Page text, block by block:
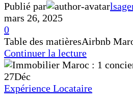
Publié par
mars 26, 2025
0
Table des matièresAirbnb
Continuer la lecture
27Déc
Expérience Locataire